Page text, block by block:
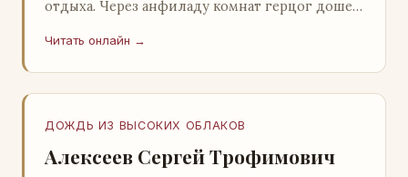
отдыха. Через анфиладу комнат герцог дошел
во…
Читать онлайн →
ДОЖДЬ ИЗ ВЫСОКИХ ОБЛАКОВ
Алексеев Сергей Трофимович